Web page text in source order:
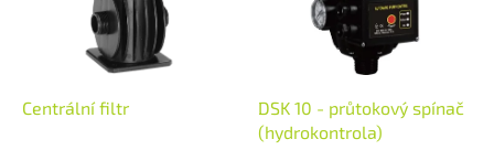
Centrální filtr
DSK 10 - průtokový spínač
(hydrokontrola)